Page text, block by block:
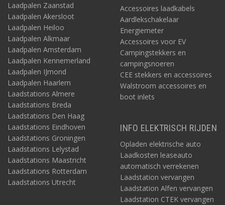
Laadpalen Zaanstad
Laadpalen Akersloot
Laadpalen Heiloo
Laadpalen Alkmaar
Laadpalen Amsterdam
Laadpalen Kennemerland
Laadpalen IJmond
Laadpalen Haarlem
Laadstations Almere
Laadstations Breda
Laadstations Den Haag
Laadstations Eindhoven
Laadstations Groningen
Laadstations Lelystad
Laadstations Maastricht
Laadstations Rotterdam
Laadstations Utrecht
Accessoires laadkabels
Aardlekschakelaar
Energiemeter
Accessoires voor EV
Campingstekkers en
campingsnoeren
CEE stekkers en accessoires
Walstroom accessoires en
boot inlets
INFO ELEKTRISCH RIJDEN
Opladen elektrische auto
Laadkosten leaseauto
automatisch verrekenen
Laadstation vervangen
Laadstation Alfen vervangen
Laadstation CTEK vervangen